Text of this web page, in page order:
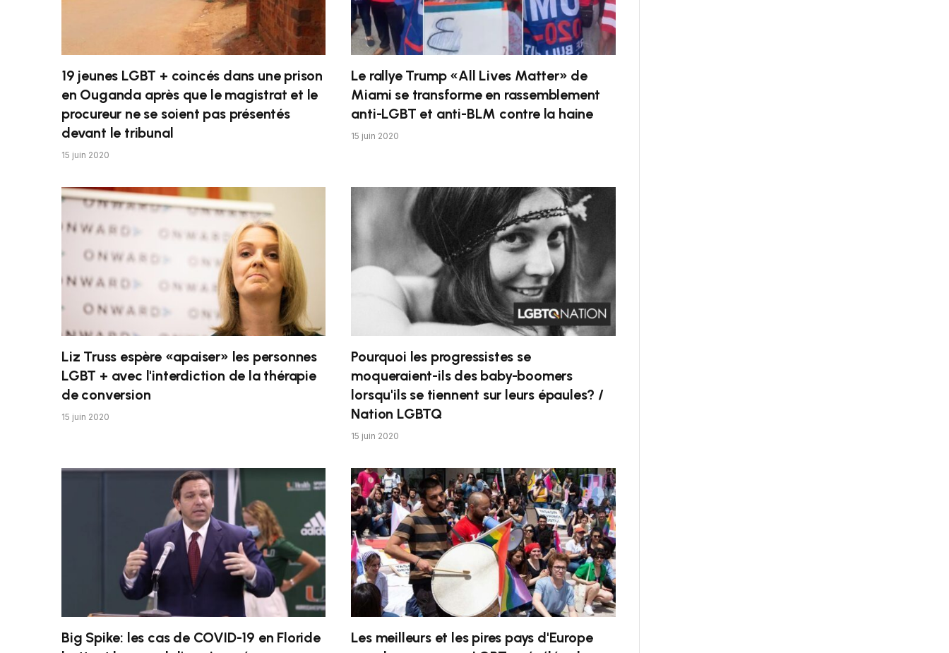
19 jeunes LGBT + coincés dans une prison
en Ouganda après que le magistrat et le
procureur ne se soient pas présentés
devant le tribunal
15 juin 2020
Le rallye Trump «All Lives Matter» de
Miami se transforme en rassemblement
anti-LGBT et anti-BLM contre la haine
15 juin 2020
Liz Truss espère «apaiser» les personnes
LGBT + avec l'interdiction de la thérapie
de conversion
15 juin 2020
Pourquoi les progressistes se
moqueraient-ils des baby-boomers
lorsqu'ils se tiennent sur leurs épaules? /
Nation LGBTQ
15 juin 2020
Big Spike: les cas de COVID-19 en Floride
Les meilleurs et les pires pays d'Europe